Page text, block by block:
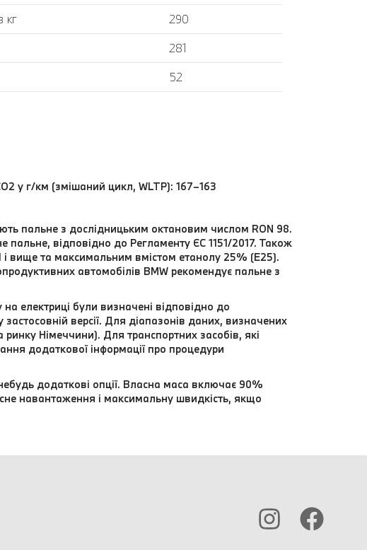
кг
290
281
52
у г/км (змішаний цикл, WLTP): 167–163
пальне з дослідницьким октановим числом RON 98.
пальне, відповідно до Регламенту ЄС 1151/2017. Також
вище та максимальним вмістом етанолу 25% (E25).
автомобілів BMW рекомендує пальне з
електриці були визначені відповідно до
версії. Для діапазонів даних, визначених
Німеччини). Для транспортних засобів, які
додаткової інформації про процедури
додаткові опції. Власна маса включає 90%
навантаження і максимальну швидкість, якщо